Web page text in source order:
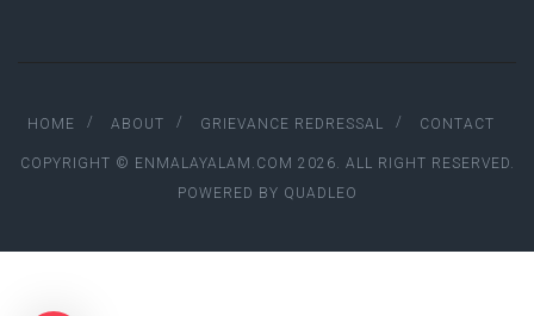
HOME ABOUT GRIEVANCE REDRESSAL CONTACT
COPYRIGHT © ENMALAYALAM.COM 2026. ALL RIGHT RESERVED.
POWERED BY QUADLEO